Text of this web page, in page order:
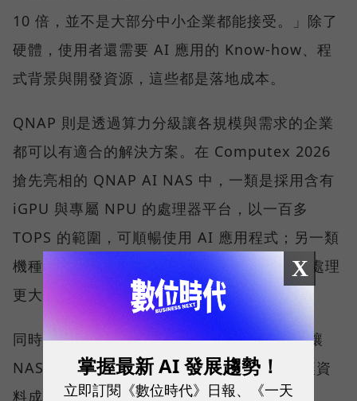
10 倍，並不是大部分中小企業都能接受。」除了
硬體，使用者還需要 AI 應用的 Know-how、程
式背景與開發資源，這些都是落地成本。
QNAP 則是透過算力分級讓各規模與需求的企業
都可以有適合的解決方案。在 Computex 2026
搶先亮相的 QNAP AI NAS 中，一類是採用含有
iGPU 與專屬 NPU 的處理器平台，以一百多
TOPS 的範圍，可順暢使用 AI 應用程式；另一類
機種則可安裝 1 張或 2 張 NVIDIA 顯示卡，處理
更大的運算量。
同時 QNAP 也在軟體端也持續開發，目標是讓
NAS 裡的資料更有效率地被 AI 工具調用，讓資
料成為有價值的知識。
X
掌握最新 AI 發展趨勢！
立即訂閱《數位時代》日報、《一天